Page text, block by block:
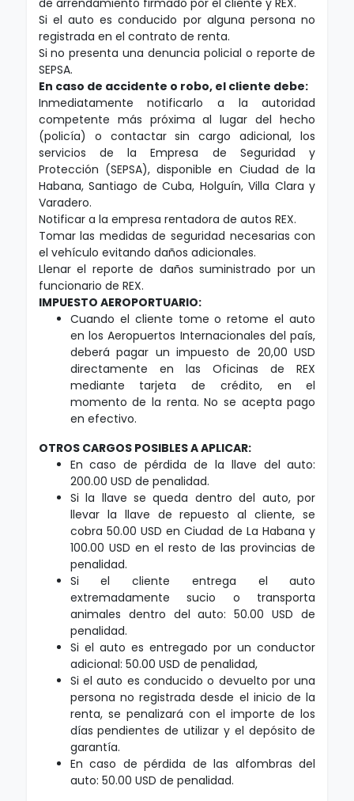
de arrendamiento firmado por el cliente y REX.
Si el auto es conducido por alguna persona no
registrada en el contrato de renta.
Si no presenta una denuncia policial o reporte de
SEPSA.
En caso de accidente o robo, el cliente debe:
Inmediatamente notificarlo a la autoridad
competente más próxima al lugar del hecho
(policía) o contactar sin cargo adicional, los
servicios de la Empresa de Seguridad y
Protección (SEPSA), disponible en Ciudad de la
Habana, Santiago de Cuba, Holguín, Villa Clara y
Varadero.
Notificar a la empresa rentadora de autos REX.
Tomar las medidas de seguridad necesarias con
el vehículo evitando daños adicionales.
Llenar el reporte de daños suministrado por un
funcionario de REX.
IMPUESTO AEROPORTUARIO:
Cuando el cliente tome o retome el auto
en los Aeropuertos Internacionales del país,
deberá pagar un impuesto de 20,00 USD
directamente en las Oficinas de REX
mediante tarjeta de crédito, en el
momento de la renta. No se acepta pago
en efectivo.
OTROS CARGOS POSIBLES A APLICAR:
En caso de pérdida de la llave del auto:
200.00 USD de penalidad.
Si la llave se queda dentro del auto, por
llevar la llave de repuesto al cliente, se
cobra 50.00 USD en Ciudad de La Habana y
100.00 USD en el resto de las provincias de
penalidad.
Si el cliente entrega el auto
extremadamente sucio o transporta
animales dentro del auto: 50.00 USD de
penalidad.
Si el auto es entregado por un conductor
adicional: 50.00 USD de penalidad,
Si el auto es conducido o devuelto por una
persona no registrada desde el inicio de la
renta, se penalizará con el importe de los
días pendientes de utilizar y el depósito de
garantía.
En caso de pérdida de las alfombras del
auto: 50.00 USD de penalidad.